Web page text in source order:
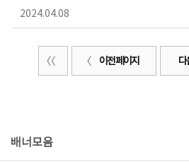
2024.04.08
이전 페이지 다
배너모음